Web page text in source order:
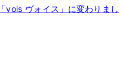
ヴォイス」に変わりまし